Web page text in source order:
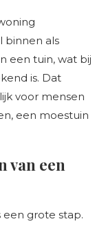
binnen als
een tuin, wat bij
is. Dat
voor mensen
een moestuin
van een
een grote stap.